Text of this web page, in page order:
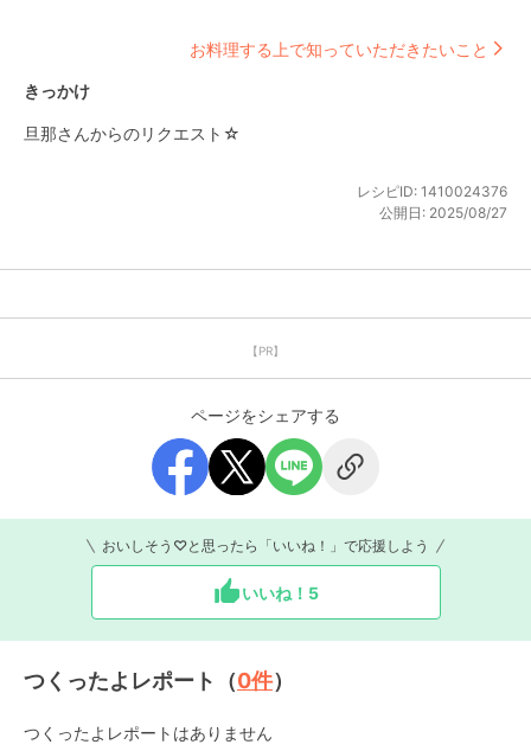
お料理する上で知っていただきたいこと
きっかけ
旦那さんからのリクエスト☆
レシピID: 1410024376
公開日: 2025/08/27
【PR】
ページをシェアする
おいしそう♡と思ったら「いいね！」で応援しよう
いいね！ 5
つくったよレポート（0件）
つくったよレポートはありません